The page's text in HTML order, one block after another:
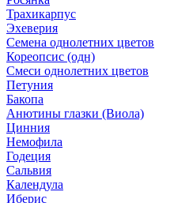
Трахикарпус
Эхеверия
Семена однолетних цветов
Кореопсис (одн)
Смеси однолетних цветов
Петуния
Бакопа
Анютины глазки (Виола)
Цинния
Немофила
Годеция
Сальвия
Календула
Иберис